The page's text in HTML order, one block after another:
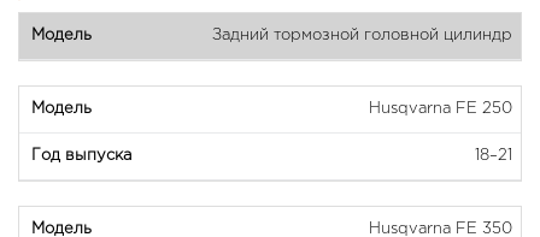
Задний тормозной головной цилиндр
Husqvarna FE 250
18–21
Husqvarna FE 350